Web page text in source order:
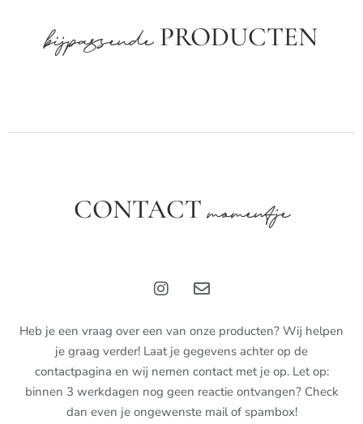
bijpassendePRODUCTEN
CONTACTmomentje
Heb je een vraag over een van onze producten? Wij helpen
je graag verder! Laat je gegevens achter op de
contactpagina en wij nemen contact met je op. Let op:
binnen 3 werkdagen nog geen reactie ontvangen? Check
dan even je ongewenste mail of spambox!